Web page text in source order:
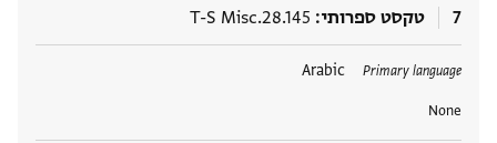
7 טקסט ספרותי T-S Misc.28.145
Primary language
Arabic
None
תגים